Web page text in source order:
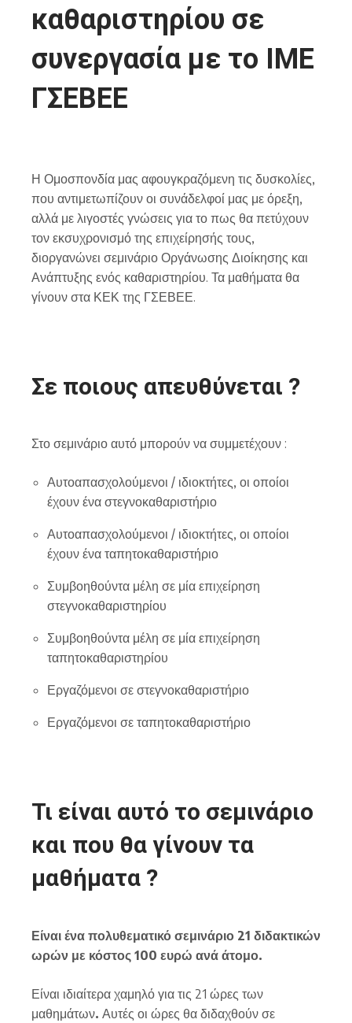
καθαριστηρίου σε
συνεργασία με το ΙΜΕ
ΓΣΕΒΕΕ
Η Ομοσπονδία μας αφουγκραζόμενη τις δυσκολίες,
που αντιμετωπίζουν οι συνάδελφοί μας με όρεξη,
αλλά με λιγοστές γνώσεις για το πως θα πετύχουν
τον εκσυχρονισμό της επιχείρησής τους,
διοργανώνει σεμινάριο Οργάνωσης Διοίκησης και
Ανάπτυξης ενός καθαριστηρίου. Τα μαθήματα θα
γίνουν στα ΚΕΚ της ΓΣΕΒΕΕ.
Σε ποιους απευθύνεται ?
Στο σεμινάριο αυτό μπορούν να συμμετέχουν :
Αυτοαπασχολούμενοι / ιδιοκτήτες, οι οποίοι
έχουν ένα στεγνοκαθαριστήριο
Αυτοαπασχολούμενοι / ιδιοκτήτες, οι οποίοι
έχουν ένα ταπητοκαθαριστήριο
Συμβοηθούντα μέλη σε μία επιχείρηση
στεγνοκαθαριστηρίου
Συμβοηθούντα μέλη σε μία επιχείρηση
ταπητοκαθαριστηρίου
Εργαζόμενοι σε στεγνοκαθαριστήριο
Εργαζόμενοι σε ταπητοκαθαριστήριο
Τι είναι αυτό το σεμινάριο
και που θα γίνουν τα
μαθήματα ?
Είναι ένα πολυθεματικό σεμινάριο 21 διδακτικών
ωρών με κόστος 100 ευρώ ανά άτομο.
Είναι ιδιαίτερα χαμηλό για τις 21 ώρες των
μαθημάτων. Αυτές οι ώρες θα διδαχθούν σε